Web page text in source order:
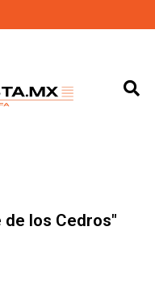
los Cedros"